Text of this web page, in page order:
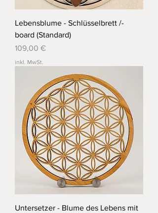
Lebensblume - Schlüsselbrett /-
board (Standard)
Preis
109,00 €
inkl. MwSt.
Untersetzer - Blume des Lebens mit